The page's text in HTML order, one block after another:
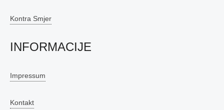
Kontra Smjer
INFORMACIJE
Impressum
Kontakt